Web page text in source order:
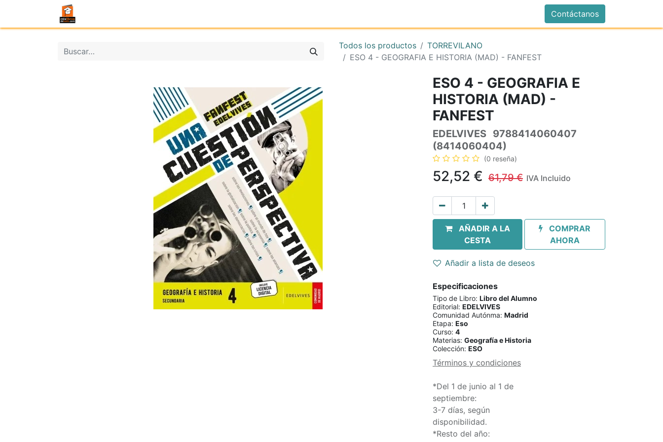
Contáctanos
Todos los productos
TORREVILANO
ESO 4 - GEOGRAFIA E HISTORIA (MAD) - FANFEST
ESO 4 - GEOGRAFIA E
HISTORIA (MAD) -
FANFEST
EDELVIVES 9788414060407
(8414060404)
(0 reseña)
52,52 € 61,79€ IVA Incluido
AÑADIR A LA
CESTA
COMPRAR
AHORA
Añadir a lista de deseos
Especificaciones
Tipo de Libro: Libro del Alumno
Editorial: EDELVIVES
Comunidad Autónma: Madrid
Etapa: Eso
Curso: 4
Materias: Geografía e Historia
Colección: ESO
Términos y condiciones
*Del 1 de junio al 1 de
septiembre:
3-7 días, según
disponibilidad.
*Resto del año: